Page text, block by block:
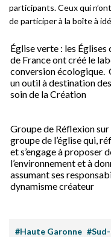
participants. Ceux qui
de participer à la boîte à
Église verte : les
de France ont créé le
conversion écologique.
un outil à destination
soin de la Création
Groupe de Réflexion sur
groupe de l’église qui,
et s’engage à proposer
l’environnement et à
assumant ses
dynamisme créateur
#Haute Garonne